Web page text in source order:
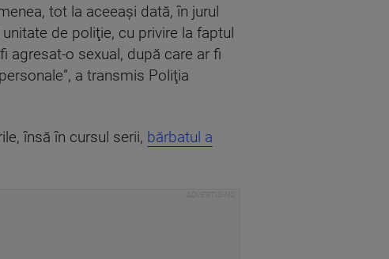
tot la aceeaşi dată, în jurul
de poliţie, cu privire la faptul
agresat-o sexual, după care ar fi
a transmis Poliţia
însă în cursul serii, bărbatul a